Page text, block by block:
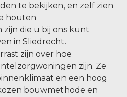
te bekijken, en zelf zien
houten
die u bij ons kunt
in Sliedrecht.
zijn over hoe
zijn. Ze
en een hoog
bouwmethode en